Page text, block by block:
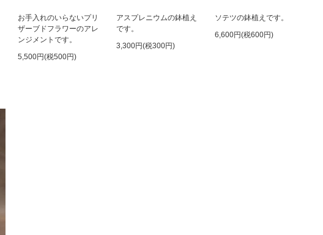
お手入れのいらないプリ
ザーブドフラワーのアレ
ンジメントです。
5,500円(税500円)
アスプレニウムの鉢植え
です。
3,300円(税300円)
ソテツの鉢植えです。
6,600円(税600円)